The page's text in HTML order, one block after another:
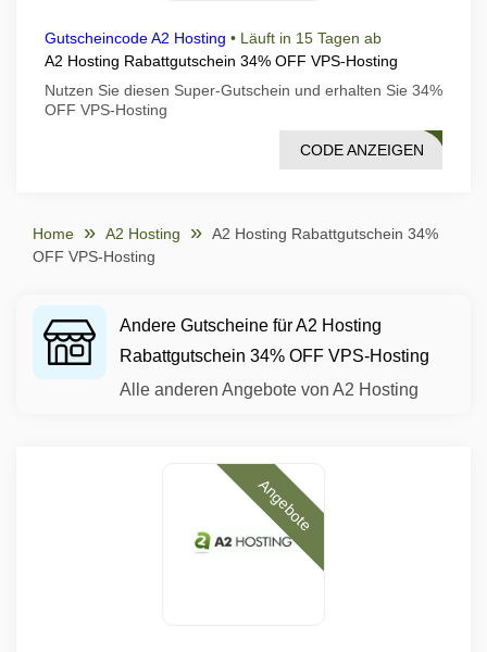
Gutscheincode A2 Hosting • Läuft in 15 Tagen ab
A2 Hosting Rabattgutschein 34% OFF VPS-Hosting
Nutzen Sie diesen Super-Gutschein und erhalten Sie 34%
OFF VPS-Hosting
ESTO
CODE ANZEIGEN
Home A2 Hosting
A2 Hosting Rabattgutschein 34%
OFF VPS-Hosting
Andere Gutscheine für A2 Hosting
Rabattgutschein 34% OFF VPS-Hosting
Alle anderen Angebote von A2 Hosting
Angebote